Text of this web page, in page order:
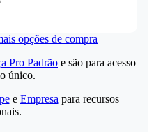
opções de compra
Pro Padrão e são para acesso
único.
e Empresa para recursos